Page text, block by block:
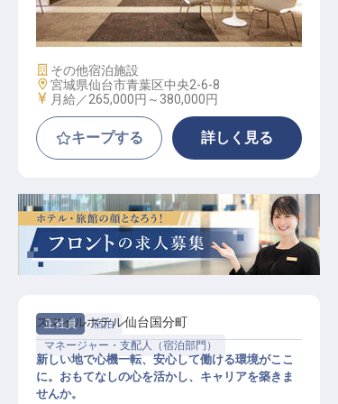
/ 正社員
施設業態
その他宿泊施設
勤務地
宮城県仙台市青葉区中央2-6-8
給与
月給／265,000円～ 380,000円
キープする 詳しく見る
正社員
宿泊
マネージャー・支配人（宿泊部門）
スマイルホテル仙台国分町
新しい地で心機一転、安心して働ける環境がここ
に。おもてなしの心を活かし、キャリアを築きま
せんか。